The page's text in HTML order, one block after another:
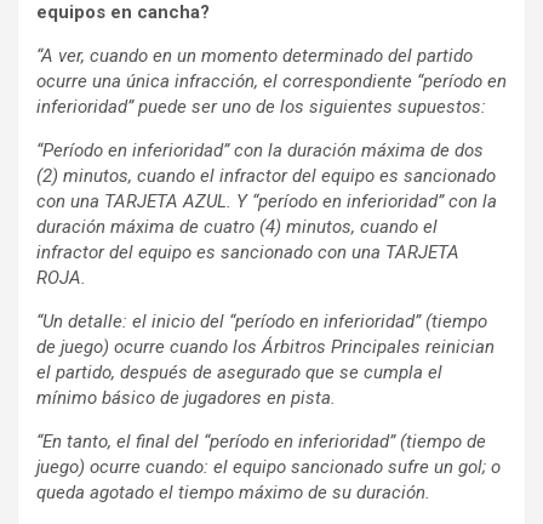
equipos en cancha?
“A ver, cuando en un momento determinado del partido
ocurre una única infracción, el correspondiente “período en
inferioridad” puede ser uno de los siguientes supuestos:
“Período en inferioridad” con la duración máxima de dos
(2) minutos, cuando el infractor del equipo es sancionado
con una TARJETA AZUL. Y “período en inferioridad” con la
duración máxima de cuatro (4) minutos, cuando el
infractor del equipo es sancionado con una TARJETA
ROJA.
“Un detalle: el inicio del “período en inferioridad” (tiempo
de juego) ocurre cuando los Árbitros Principales reinician
el partido, después de asegurado que se cumpla el
mínimo básico de jugadores en pista.
“En tanto, el final del “período en inferioridad” (tiempo de
juego) ocurre cuando: el equipo sancionado sufre un gol; o
queda agotado el tiempo máximo de su duración.